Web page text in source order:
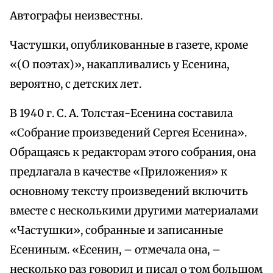
Автографы неизвестны.
Частушки, опубликованные в газете, кроме
«(О поэтах)», накапливались у Есенина,
вероятно, с детских лет.
В 1940 г. С. А. Толстая-Есенина составила
«Собрание произведений Сергея Есенина».
Обращаясь к редакторам этого собрания, она
предлагала в качестве «Приложения» к
основному тексту произведений включить
вместе с несколькими другими материалами
«Частушки», собранные и записанные
Есениным. «Есенин, – отмечала она, –
несколько раз говорил и писал о том большом